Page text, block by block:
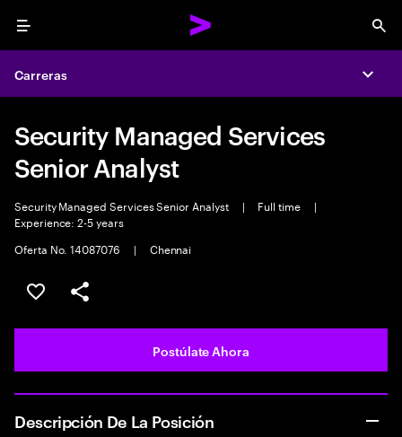
Menu
Carreras
Security Managed Services
Senior Analyst
Security Managed Services Senior Analyst | Full time
|
Experience: 2-5 years
Oferta No. 14087076
| Chennai
Guardar este empleo
Compartir este empleo
Postúlate Ahora
Descripción De La Posición